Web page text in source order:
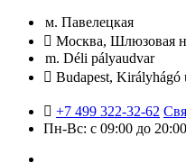
м. Павелецкая
Москва, Шлюзовая
m. Déli pályaudvar
Budapest, Királyhágó
+7 499 322-32-62
Пн-Вс: с 09:00 до 20:00